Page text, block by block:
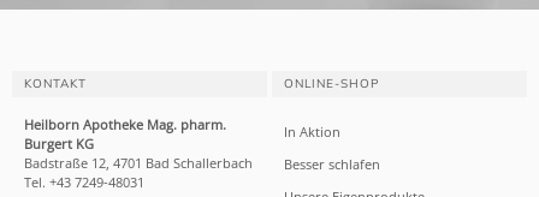
KONTAKT
Heilborn Apotheke Mag. pharm.
Burgert KG
Badstraße 12, 4701 Bad Schallerbach
Tel. +43 7249-48031
ONLINE-SHOP
In Aktion
Besser schlafen